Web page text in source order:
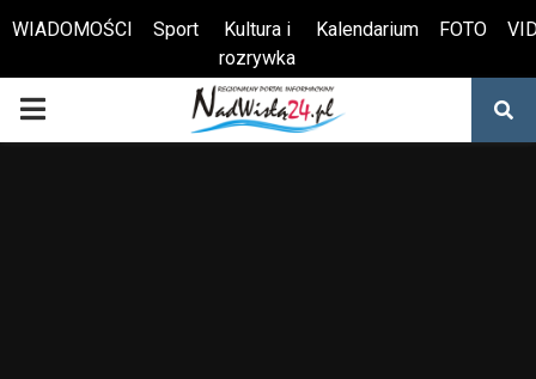
Otwórz pasek narzędzi
WIADOMOŚCI Sport
Kultura i
rozrywka
Kalendarium FOTO
PRIMARY